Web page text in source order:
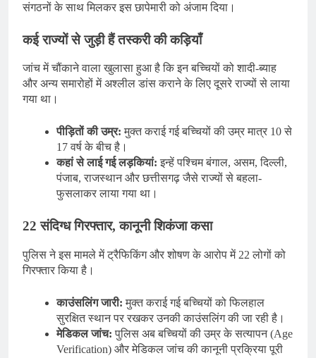
संगठनों के साथ मिलकर इस छापेमारी को अंजाम दिया।
कई राज्यों से जुड़ी हैं तस्करी की कड़ियाँ
जांच में चौंकाने वाला खुलासा हुआ है कि इन बच्चियों को शादी-ब्याह
और अन्य समारोहों में अश्लील डांस कराने के लिए दूसरे राज्यों से लाया
गया था।
पीड़ितों की उम्र: मुक्त कराई गई बच्चियों की उम्र मात्र 10 से
17 वर्ष के बीच है।
कहां से लाई गई लड़कियां: इन्हें पश्चिम बंगाल, असम, दिल्ली,
पंजाब, राजस्थान और छत्तीसगढ़ जैसे राज्यों से बहला-
फुसलाकर लाया गया था।
22 संदिग्ध गिरफ्तार, कानूनी शिकंजा कसा
पुलिस ने इस मामले में ट्रैफिकिंग और शोषण के आरोप में 22 लोगों को
गिरफ्तार किया है।
काउंसलिंग जारी: मुक्त कराई गई बच्चियों को फिलहाल
सुरक्षित स्थान पर रखकर उनकी काउंसलिंग की जा रही है।
मेडिकल जांच: पुलिस अब बच्चियों की उम्र के सत्यापन (Age
Verification) और मेडिकल जांच की कानूनी प्रक्रिया पूरी